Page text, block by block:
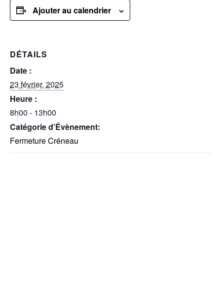
Ajouter au calendrier
DÉTAILS
Date :
23 février, 2025
Heure :
8h00 - 13h00
Catégorie d’Évènement:
Fermeture Créneau